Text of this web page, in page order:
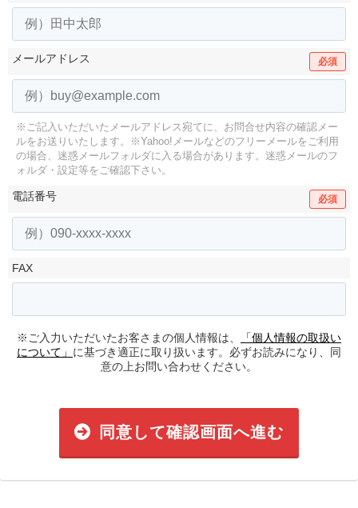
メールアドレス 必須
※ご記入いただいたメールアドレス宛てに、お問合せ内容の確認メー
ルをお送りいたします。
※Yahoo!メールなどのフリーメールをご利用
の場合、迷惑メールフォルダに入る場合があります。 迷惑メールのフ
ォルダ・設定等をご確認下さい。
電話番号 必須
FAX
※ご入力いただいたお客さまの個人情報は、
「個人情報の取扱い
について」 に基づき適正に取り扱います。必ずお読みになり、同
意の上お問い合わせください。
同意して確認画面へ進む